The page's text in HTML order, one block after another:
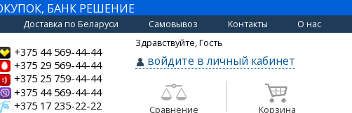
БАНК РЕШЕНИЕ
Доставка по Беларуси Самовывоз Контакты О нас
+375 44 569-44-44
+375 29 569-44-44
+375 25 759-44-44
+375 44 569-44-44
+375 17 235-22-22
Здравствуйте, Гость
войдите в личный кабинет
Сравнение Корзина